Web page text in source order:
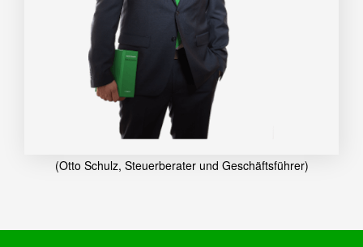
(Otto Schulz, Steuerberater und Geschäftsführer)